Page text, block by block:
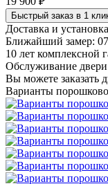
Быстрый заказ в 1
Доставка и установка
Ближайший замер:
10 лет комплексной
Обслуживание
Вы можете заказать
Варианты